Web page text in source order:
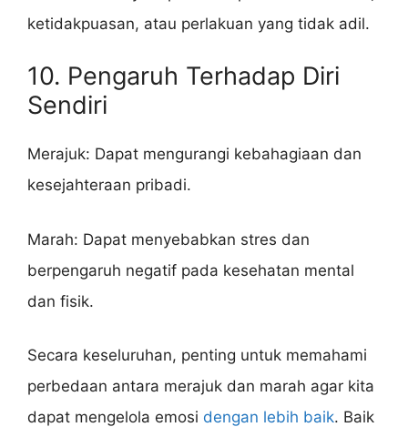
ketidakpuasan, atau perlakuan yang tidak adil.
10. Pengaruh Terhadap Diri
Sendiri
Merajuk: Dapat mengurangi kebahagiaan dan
kesejahteraan pribadi.
Marah: Dapat menyebabkan stres dan
berpengaruh negatif pada kesehatan mental
dan fisik.
Secara keseluruhan, penting untuk memahami
perbedaan antara merajuk dan marah agar kita
dapat mengelola emosi dengan lebih baik. Baik